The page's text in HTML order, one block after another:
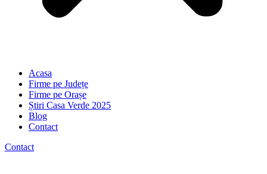
Acasa
Firme pe Județe
Firme pe Orașe
Știri Casa Verde 2025
Blog
Contact
Contact